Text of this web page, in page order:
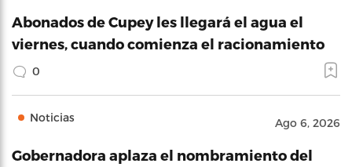
Abonados de Cupey les llegará el agua el
viernes, cuando comienza el racionamiento
0
Noticias Ago 6, 2026
Gobernadora aplaza el nombramiento del